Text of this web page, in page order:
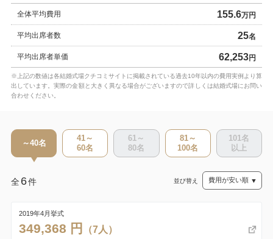
全体平均費用 155.6万円
平均出席者数 25名
平均出席者単価 62,253円
※上記の数値は各結婚式場クチコミサイトに掲載されている過去10年以内の費用実例より算
出しています。実際の金額と大きく異なる場合がございますので詳しくは結婚式場にお問い
合わせください。
～40名
41～
60名
61～
80名
81～
100名
101名
以上
全6件 並び替え
2019年4月挙式
349,368 円 （7人）